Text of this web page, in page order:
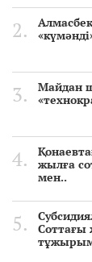
Майдан
жылға
мен..
Соттағы